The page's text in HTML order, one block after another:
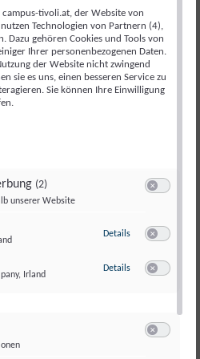
Stocker zu Gast im Live-
in der Regierung, mit uns
Dieses erste
und zentralen
unseres Landes.
Veranstaltung ziehen wir
und sprechen über:
und zentrale
des ersten
tivoli.at, der Website von
Technologien von Partnern (4),
Dazu gehören Cookies und Tools von
Ihrer personenbezogenen Daten.
der Website nicht zwingend
sie es uns, einen besseren Service zu
Sie können Ihre Einwilligung
(2)
unserer Website
Details zu Meta Pixel
Irland
Details zu LinkedIn Pixel